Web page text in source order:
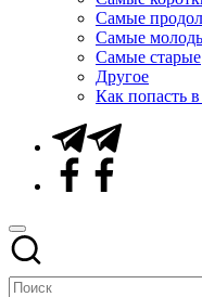
Самые
Самые
Самые старые
Другое
Как попасть
Telegram
Facebook